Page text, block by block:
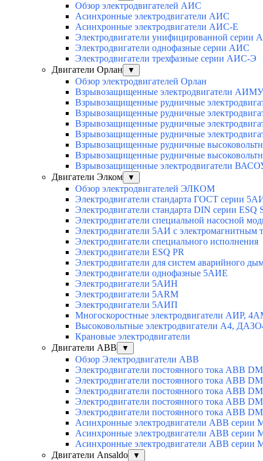
Обзор электродвигателей АИС
Асинхронные электродвигатели АИС
Асинхронные электродвигатели АИС-Е
Электродвигатели унифицированной серии
Электродвигатели однофазные серии АИС
Электродвигатели трехфазные серии АИС-Э
Двигатели Орлан
▼
Обзор электродвигателей Орлан
Взрывозащищенные электродвигатели
Взрывозащищенные рудничные
Взрывозащищенные рудничные
Взрывозащищенные рудничные
Взрывозащищенные рудничные
Взрывозащищенные рудничные
Взрывозащищенные рудничные
Взрывозащищенные электродвигатели
Двигатели Элком
▼
Обзор электродвигателей ЭЛКОМ
Электродвигатели стандарта ГОСТ серии
Электродвигатели стандарта DIN серии ESQ
Электродвигатели специальной насосной
Электродвигатели 5АИ с электромагнитным
Электродвигатели специального исполнения
Электродвигатели ESQ PR
Электродвигатели для систем аварийного
Электродвигатели однофазные 5АИЕ
Электродвигатели 5АИН
Электродвигатели 5АRМ
Электродвигатели 5АИП
Многоскоростные электродвигатели АИР,
Высоковольтные электродвигатели А4,
Крановые электродвигатели
Двигатели ABB
▼
Обзор Электродвигатели ABB
Электродвигатели постоянного тока ABB
Электродвигатели постоянного тока ABB
Электродвигатели постоянного тока ABB
Электродвигатели постоянного тока ABB
Электродвигатели постоянного тока ABB
Асинхронные электродвигатели ABB серии
Асинхронные электродвигатели ABB серии
Асинхронные электродвигатели ABB серии
Двигатели Ansaldo
▼